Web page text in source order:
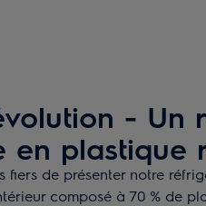
- Un
en plastique
fiers de présenter notre
composé à 70 % de